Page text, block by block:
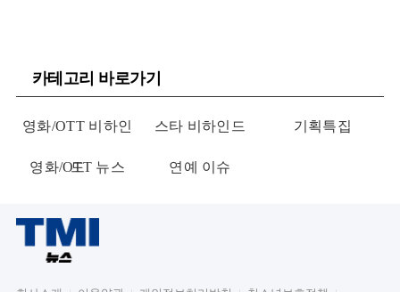
카테고리 바로가기
영화/OTT 비하인
드
스타 비하인드 기획특집
영화/OTT 뉴스 연예 이슈